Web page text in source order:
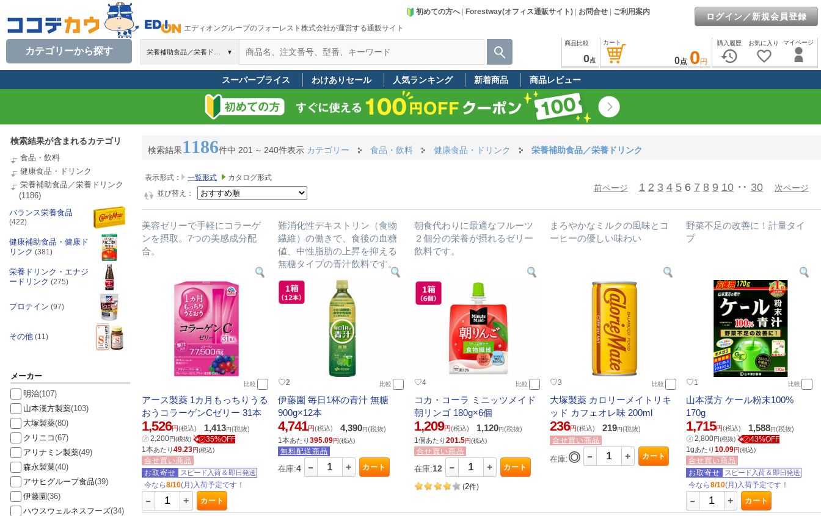
エディオングループのフォーレスト株式会社が運営する通販サイト
初めての方へ| Forestway(オフィス通販サイト) お問合せ ご利用案内 ログイン／新規会員登録
栄養補助食品／栄養ド… ▼
カテゴリーから探す
マイページ
お気に入り
favorite_border
購入履歴
history
カート
0点 0 円
商品比較
0点
スーパープライス わけありセール 人気ランキング 新着商品 商品レビュー
検索結果が含まれるカテゴリ
食品・飲料
健康食品・ドリンク
栄養補助食品／栄養ドリンク
(1186)
バランス栄養食品
(422)
健康補助食品・健康ド
リンク (381)
栄養ドリンク・エナジ
ードリンク (275)
プロテイン (97)
その他 (11)
メーカー
明治(107)
山本漢方製薬(103)
大塚製薬(80)
クリニコ(67)
アリナミン製薬(49)
森永製菓(40)
アサヒグループ食品(39)
伊藤園(36)
ハウスウェルネスフーズ(34)
検索結果1186件中 201 ～ 240件表示 カテゴリー 食品・飲料 健康食品・ドリンク 栄養補助食品／栄養ドリンク
表示形式： 一覧形式
カタログ形式
並び替え：
前ページ 1 2 3 4 56 7 8 9 10‥ 30 次ページ
美容ゼリーで手軽にコラーゲ
ンを摂取。7つの美感成分配
合。
比較
アース製薬 1カ月もっちりうる
おうコラーゲンCゼリー 31本
1,526円(税込) 1,413円(税抜)
㋱2,200円(税抜) ㋱35%OFF
1本あたり49.23円(税込)
合せ買い商品
お取寄せ
スピード入荷 & 即日発送
今なら8/10(月)入荷予定です！
- + カート
難消化性デキストリン（食物
繊維）の働きで、食後の血糖
値、中性脂肪の上昇を抑える
無糖タイプの青汁飲料です。
♡2 比較
伊藤園 毎日1杯の青汁 無糖
900g×12本
4,741円(税込) 4,390円(税抜)
1本あたり395.09円(税込)
無料配送商品
在庫:4 - + カート
朝食代わりに最適なフルーツ
２個分の栄養が摂れるゼリー
飲料です。
♡4 比較
コカ・コーラ ミニッツメイド
朝リンゴ 180g×6個
1,209円(税込) 1,120円(税抜)
1個あたり201.5円(税込)
合せ買い商品
在庫:12 - + カート
(2件)
まろやかなミルクの風味とコ
ーヒーの優しい味わい
♡3 比較
大塚製薬 カロリーメイトリキ
ッド カフェオレ味 200ml
236円(税込) 219円(税抜)
合せ買い商品
在庫:◎ - + カート
野菜不足の改善に！計量タイ
プ
♡1 比較
山本漢方 ケール粉末100%
170g
1,715円(税込) 1,588円(税抜)
㋱2,800円(税抜) ㋱43%OFF
1gあたり10.09円(税込)
合せ買い商品
お取寄せ
スピード入荷 & 即日発送
今なら8/10(月)入荷予定です！
- + カート